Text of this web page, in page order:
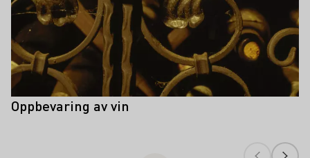
Oppbevaring av vin